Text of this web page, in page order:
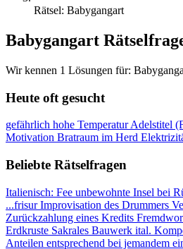
Rätsel: Babygangart
Babygangart
Wir kennen 1 Lösungen für:
Heute oft gesucht
gefährlich hohe TemperaturAdelstitel
Motivation Bratraum im Herd
Beliebte Rätselfragen
Italienisch: Fee unbewohnte Insel bei
...frisurImprovisation des Drummers
Zurückzahlung eines Kredits
Erdkruste Sakrales Bauwerk ital.
Anteilen entsprechend bei jemandem